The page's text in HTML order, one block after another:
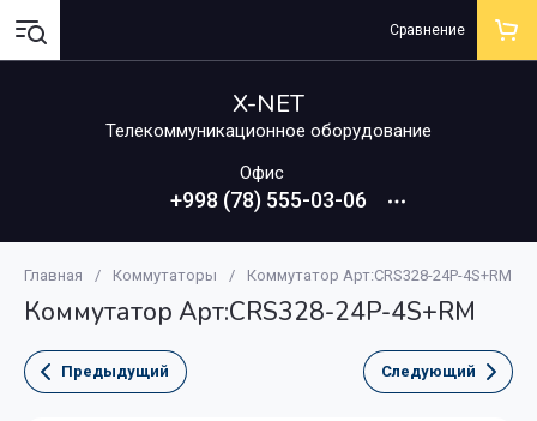
X-NET
Телекоммуникационное оборудование
Офис
+998 (78) 555-03-06
Сравнение
Главная / Коммутаторы / Коммутатор Арт:CRS328-24P-4S+RM
Коммутатор Арт:CRS328-24P-4S+RM
Предыдущий Следующий